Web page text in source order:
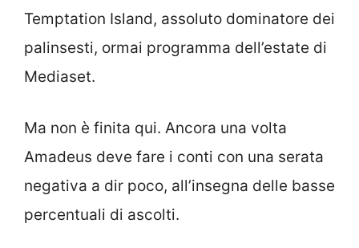
Temptation Island, assoluto dominatore dei
palinsesti, ormai programma dell’estate di
Mediaset.
Ma non è finita qui. Ancora una volta
Amadeus deve fare i conti con una serata
negativa a dir poco, all’insegna delle basse
percentuali di ascolti.